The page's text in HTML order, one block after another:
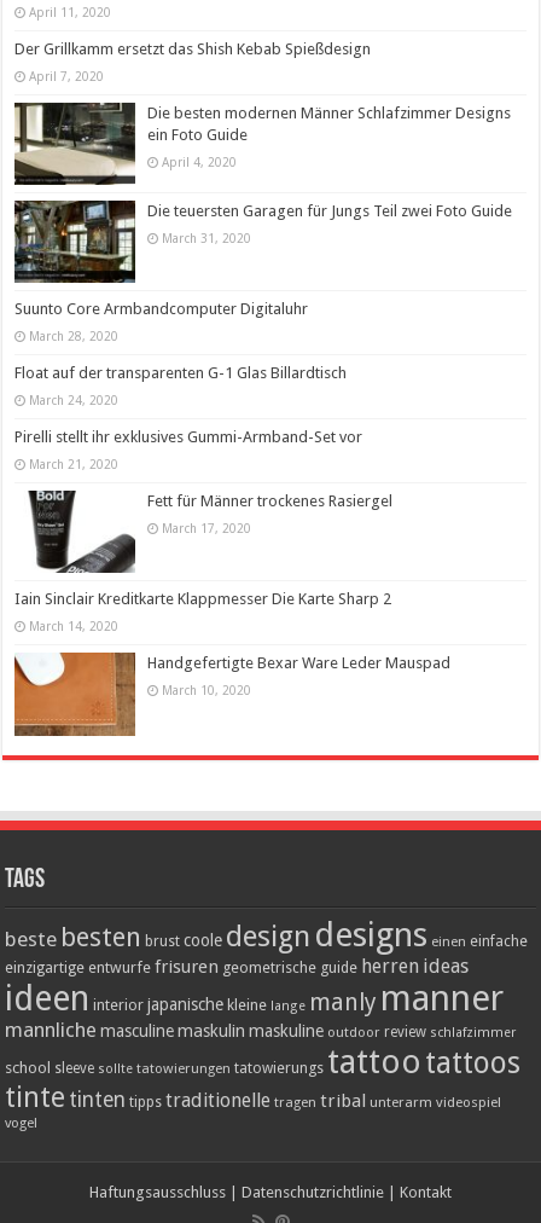
April 11, 2020
Der Grillkamm ersetzt das Shish Kebab Spießdesign
April 7, 2020
Die besten modernen Männer Schlafzimmer Designs
ein Foto Guide
April 4, 2020
Die teuersten Garagen für Jungs Teil zwei Foto Guide
March 31, 2020
Suunto Core Armbandcomputer Digitaluhr
March 28, 2020
Float auf der transparenten G-1 Glas Billardtisch
March 24, 2020
Pirelli stellt ihr exklusives Gummi-Armband-Set vor
March 21, 2020
Fett für Männer trockenes Rasiergel
March 17, 2020
Iain Sinclair Kreditkarte Klappmesser Die Karte Sharp 2
March 14, 2020
Handgefertigte Bexar Ware Leder Mauspad
March 10, 2020
Tags
beste besten brust coole design designs einen einfache
einzigartige entwurfe frisuren geometrische guide herren ideas
ideen interior japanische kleine lange manly manner
mannliche masculine maskulin maskuline outdoor review schlafzimmer
school sleeve sollte tatowierungen tatowierungs tattoo tattoos
tinte tinten tipps traditionelle tragen tribal unterarm videospiel
vogel
Haftungsausschluss | Datenschutzrichtlinie | Kontakt